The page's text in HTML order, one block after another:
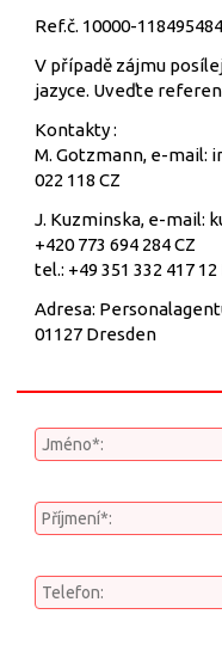
Ref.č. 10000-
V případě zájmu
jazyce. Uveďte
Kontakty :
M. Gotzmann, e-mail:
022 118 CZ
J. Kuzminska, e-mail:
+420 773 694 284 CZ
tel.: +49 351 332 417
Adresa:
01127 Dresden